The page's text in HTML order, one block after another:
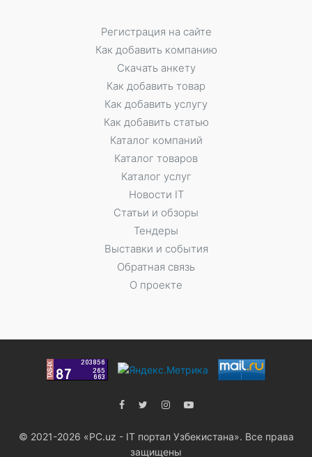
Регистрация на сайте
Как добавить компанию
Скачать анкету
Как добавить товар
Как добавить услугу
Как добавить статью
Каталог компаний
Каталог товаров
Каталог услуг
Новости IT
Статьи и обзоры
Тендеры
Выставки и события
Обратная связь
О проекте
© 2021-2026 «PC.uz - IT портал Узбекистана». Все права
защищены